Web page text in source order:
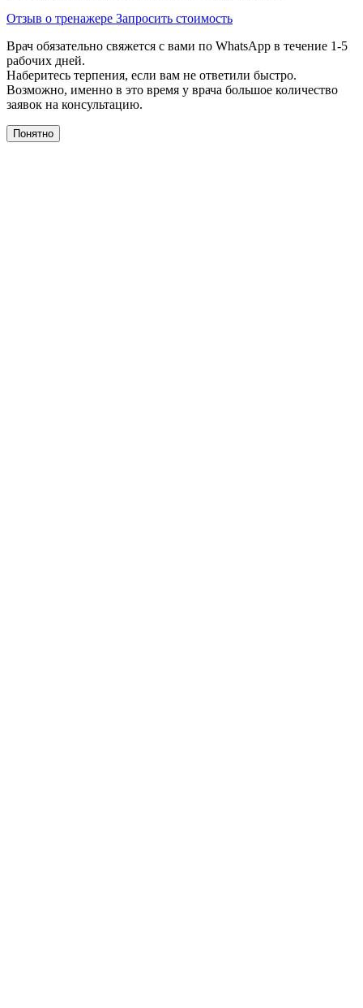
Отзыв о тренажере Запросить стоимость
Врач обязательно свяжется с вами по WhatsApp в течение 1-5
рабочих дней.
Наберитесь терпения, если вам не ответили быстро.
Возможно, именно в это время у врача большое количество
заявок на консультацию.
Понятно